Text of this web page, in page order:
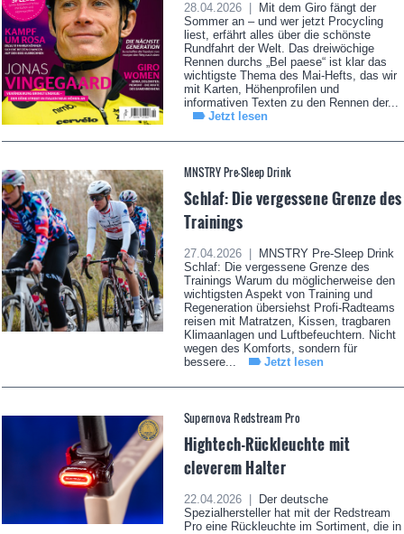
28.04.2026 |
Mit dem Giro fängt der
Sommer an – und wer jetzt Procycling
liest, erfährt alles über die schönste
Rundfahrt der Welt. Das dreiwöchige
Rennen durchs „Bel paese“ ist klar das
wichtigste Thema des Mai-Hefts, das wir
mit Karten, Höhenprofilen und
informativen Texten zu den Rennen der...
Jetzt lesen
MNSTRY Pre-Sleep Drink
Schlaf: Die vergessene Grenze des
Trainings
27.04.2026 |
MNSTRY Pre-Sleep Drink
Schlaf: Die vergessene Grenze des
Trainings Warum du möglicherweise den
wichtigsten Aspekt von Training und
Regeneration übersiehst Profi-Radteams
reisen mit Matratzen, Kissen, tragbaren
Klimaanlagen und Luftbefeuchtern. Nicht
wegen des Komforts, sondern für
bessere...
Jetzt lesen
Supernova Redstream Pro
Hightech-Rückleuchte mit
cleverem Halter
22.04.2026 |
Der deutsche
Spezialhersteller hat mit der Redstream
Pro eine Rückleuchte im Sortiment, die in